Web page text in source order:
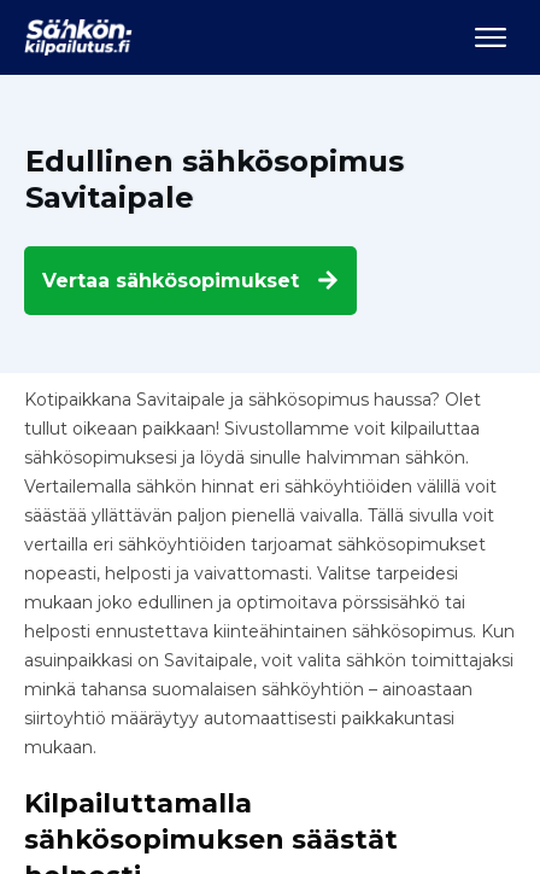
Edullinen sähkösopimus
Savitaipale
Vertaa sähkösopimukset
Kotipaikkana Savitaipale ja sähkösopimus haussa? Olet
tullut oikeaan paikkaan! Sivustollamme voit kilpailuttaa
sähkösopimuksesi ja löydä sinulle halvimman sähkön.
Vertailemalla sähkön hinnat eri sähköyhtiöiden välillä voit
säästää yllättävän paljon pienellä vaivalla. Tällä sivulla voit
vertailla eri sähköyhtiöiden tarjoamat sähkösopimukset
nopeasti, helposti ja vaivattomasti. Valitse tarpeidesi
mukaan joko edullinen ja optimoitava pörssisähkö tai
helposti ennustettava kiinteähintainen sähkösopimus. Kun
asuinpaikkasi on Savitaipale, voit valita sähkön toimittajaksi
minkä tahansa suomalaisen sähköyhtiön – ainoastaan
siirtoyhtiö määräytyy automaattisesti paikkakuntasi
mukaan.
Kilpailuttamalla
sähkösopimuksen säästät